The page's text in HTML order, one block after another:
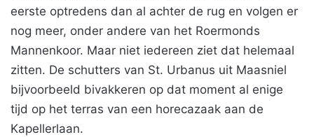
eerste optredens dan al achter de rug en volgen er
nog meer, onder andere van het Roermonds
Mannenkoor. Maar niet iedereen ziet dat helemaal
zitten. De schutters van St. Urbanus uit Maasniel
bijvoorbeeld bivakkeren op dat moment al enige
tijd op het terras van een horecazaak aan de
Kapellerlaan.